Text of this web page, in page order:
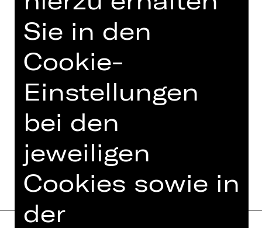
Illustration © Alessia Fratoni
TEAM
TERMINE UND BESETZUNG
MEHR DAZU IM DIGITALEN
FUNDUS
Sie in den
Cookie-
Einstellungen
bei den
jeweiligen
Cookies sowie in
der